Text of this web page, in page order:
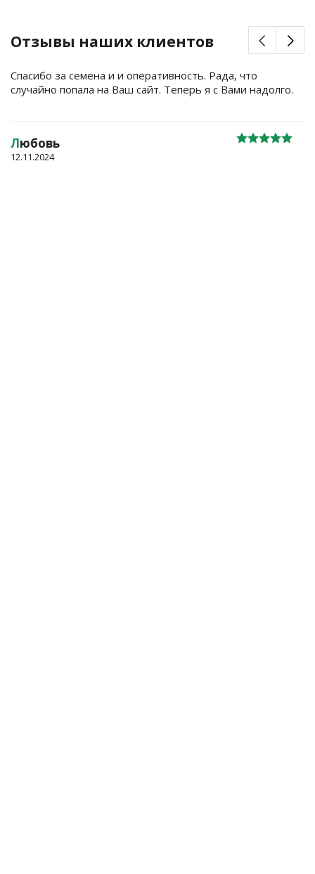
Отзывы наших клиентов
Спасибо за семена и и оперативность. Рада, что
случайно попала на Ваш сайт. Теперь я с Вами надолго.
Любовь
12.11.2024